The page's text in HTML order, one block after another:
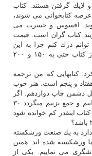
لایك گرفتن هستند. كتاب
كتابخوانی می شوند،
شوند. افسوس و حسرت می
كتاب گران است. قیمت
درك كنم چرا به این
سمت می رویم و بدتر هم میگردد. تیراژ كتاب حتی به ۱۵۰ و ۲۰۰
كتابهایی كه من ترجمه
و پنجم است. هنر خوب
دشمن چاپ دوازدهم. اگر
مقابل دشمن را حساب نماییم و جمع بزنیم میگردد ۳۰
اینقدر كم خوانده شود
به یك صنعت ورشكسته
ورشكسته شده اند. همین
می نماییم. یكی از